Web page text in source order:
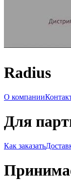
Radius
О компании
Для
Как заказать